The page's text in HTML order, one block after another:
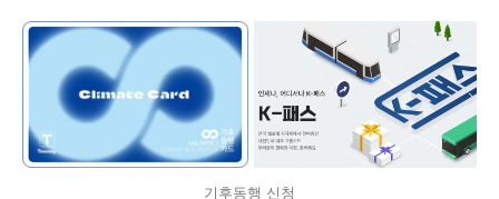
기후동행 신청